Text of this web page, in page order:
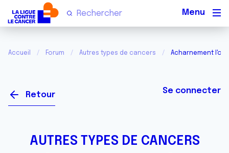
Accueil Forum Autres types de cancers Acharnement
Retour Se connecter
AUTRES TYPES DE CANCERS